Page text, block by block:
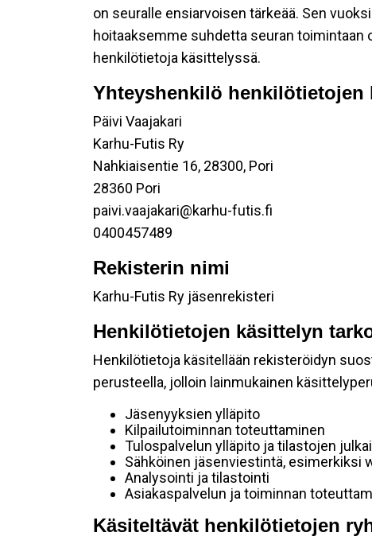
on seuralle ensiarvoisen tärkeää. Sen
hoitaaksemme suhdetta seuran
henkilötietoja käsittelyssä.
Yhteyshenkilö henkilötietojen
Päivi Vaajakari
Karhu-Futis Ry
Nahkiaisentie 16, 28300, Pori
28360 Pori
paivi.vaajakari@karhu-futis.fi
0400457489
Rekisterin nimi
Karhu-Futis Ry jäsenrekisteri
Henkilötietojen käsittelyn
Henkilötietoja käsitellään rekisteröidyn
perusteella, jolloin lainmukainen
Jäsenyyksien ylläpito
Kilpailutoiminnan toteuttaminen
Tulospalvelun ylläpito ja tilastojen
Sähköinen jäsenviestintä, esimerkiksi
Analysointi ja tilastointi
Asiakaspalvelun ja toiminnan
Käsiteltävät henkilötietojen